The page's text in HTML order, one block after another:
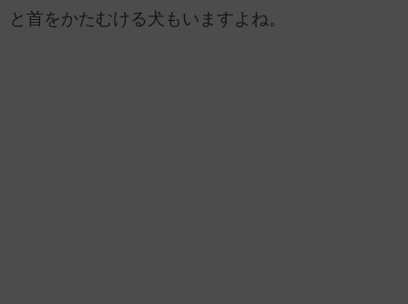
と首をかたむける犬もいますよね。